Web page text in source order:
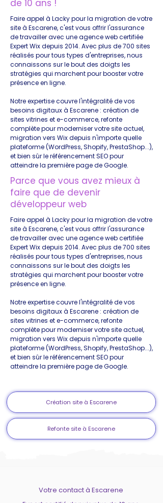
de 10 ans !
Faire appel à Lacky pour la migration de votre
site à Escarene, c'est vous offrir l'assurance
de travailler avec une agence web certifiée
Expert Wix depuis 2014. Avec plus de 700 sites
réalisés pour tous types d'entreprises, nous
connaissons sur le bout des doigts les
stratégies qui marchent pour booster votre
présence en ligne.
Notre expertise couvre l'intégralité de vos
besoins digitaux à Escarene : création de
sites vitrines et e-commerce, refonte
complète pour moderniser votre site actuel,
migration vers Wix depuis n'importe quelle
plateforme (WordPress, Shopify, PrestaShop...),
et bien sûr le référencement SEO pour
atteindre la première page de Google.
Parce que vous avez mieux à
faire que de devenir
développeur web
Faire appel à Lacky pour la migration de votre
site à Escarene, c'est vous offrir l'assurance
de travailler avec une agence web certifiée
Expert Wix depuis 2014. Avec plus de 700 sites
réalisés pour tous types d'entreprises, nous
connaissons sur le bout des doigts les
stratégies qui marchent pour booster votre
présence en ligne.
Notre expertise couvre l'intégralité de vos
besoins digitaux à Escarene : création de
sites vitrines et e-commerce, refonte
complète pour moderniser votre site actuel,
migration vers Wix depuis n'importe quelle
plateforme (WordPress, Shopify, PrestaShop...),
et bien sûr le référencement SEO pour
atteindre la première page de Google.
Création site à Escarene
Refonte site à Escarene
Votre contact à Escarene